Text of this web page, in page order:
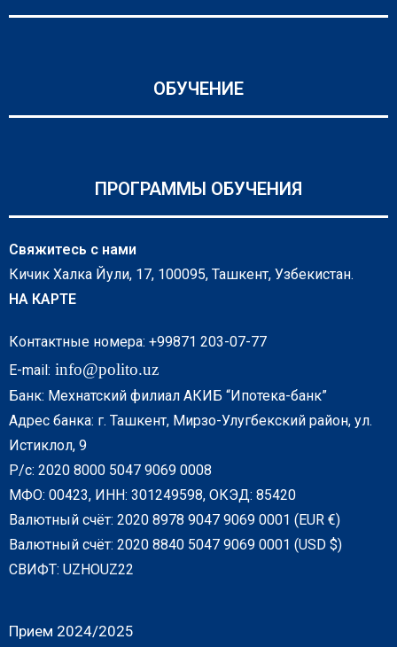
ОБУЧЕНИЕ
ПРОГРАММЫ ОБУЧЕНИЯ
Свяжитесь с нами
Кичик Халка Йули, 17, 100095, Ташкент, Узбекистан.
НА КАРТЕ
Контактные номера: +99871 203-07-77
E-mail: info@polito.uz
Банк: Мехнатский филиал АКИБ “Ипотека-банк”
Адрес банка: г. Ташкент, Мирзо-Улугбекский район, ул.
Истиклол, 9
Р/с: 2020 8000 5047 9069 0008
МФО: 00423, ИНН: 301249598, ОКЭД: 85420
Валютный счёт: 2020 8978 9047 9069 0001 (EUR €)
Валютный счёт: 2020 8840 5047 9069 0001 (USD $)
СВИФТ: UZHOUZ22
Прием 2024/2025